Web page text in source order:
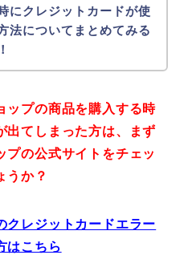
にクレジットカードが使
法についてまとめてみる
ップの商品を購入する時
出てしまった方は、まず
プの公式サイトをチェッ
うか？
クレジットカードエラー
はこちら